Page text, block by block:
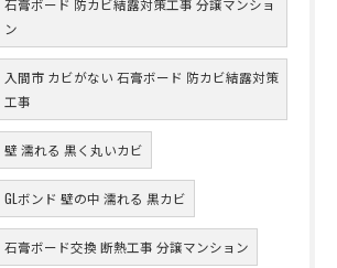
石膏ボード 防カビ結露対策工事 分譲マンショ
ン
入間市 カビがない 石膏ボード 防カビ結露対策
工事
壁 濡れる 黒く丸いカビ
GLボンド 壁の中 濡れる 黒カビ
石膏ボード交換 断熱工事 分譲マンション